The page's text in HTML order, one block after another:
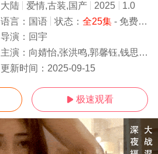
大陆 爱情,古装,国产 2025
1.0
语言： 国语 状态： 全25集- 免费在线观看
导演： 回宇
主演： 向婧怡,张洪鸣,郭馨钰,钱思怡,章凯玥,张雅梦,郭康敏,张海峰,李天余,宋亚刚
更新时间： 2025-09-15
 极速观看